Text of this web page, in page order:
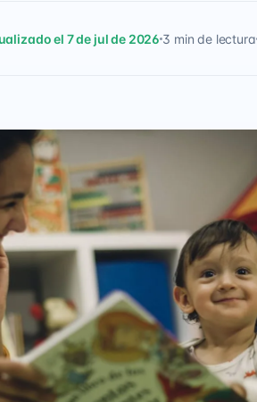
el 7 de jul de 2026 3 min de lectura